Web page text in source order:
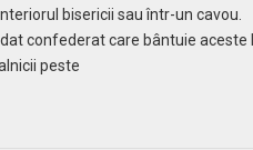
bisericii sau într-un cavou.
confederat care bântuie aceste
peste